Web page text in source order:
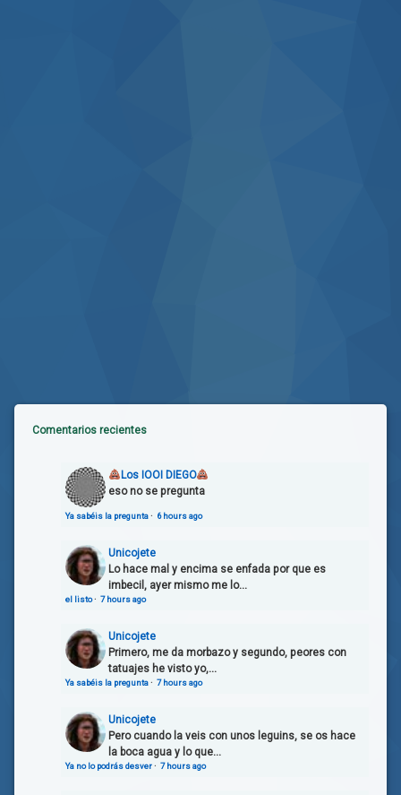
Comentarios recientes
Los IOOI DIEGO
eso no se pregunta
Ya sabéis la pregunta· 6 hours ago
Unicojete
Lo hace mal y encima se enfada por que es
imbecil, ayer mismo me lo...
el listo· 7 hours ago
Unicojete
Primero, me da morbazo y segundo, peores con
tatuajes he visto yo,...
Ya sabéis la pregunta· 7 hours ago
Unicojete
Pero cuando la veis con unos leguins, se os hace
la boca agua y lo que...
Ya no lo podrás desver· 7 hours ago